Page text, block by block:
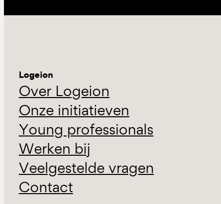
Logeion
Over Logeion
Onze initiatieven
Young professionals
Werken bij
Veelgestelde vragen
Contact